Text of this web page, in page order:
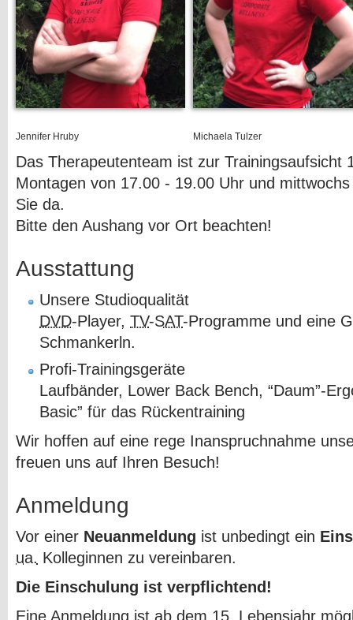
Jennifer Hruby Michaela Tulzer
Das Therapeutenteam ist zur Trainingsaufsicht
Montagen von 17.00 - 19.00 Uhr und
Sie da.
Bitte den Aushang vor Ort beachten!
Ausstattung
Unsere Studioqualität
DVD-Player, TV-SAT-Programme und eine
Schmankerln.
Profi-Trainingsgeräte
Laufbänder, Lower Back Bench, “Daum”-
Basic” für das Rückentraining
Wir hoffen auf eine rege Inanspruchnahme
freuen uns auf Ihren Besuch!
Anmeldung
Vor einer Neuanmeldung ist unbedingt ein
ua. Kolleginnen zu vereinbaren.
Die Einschulung ist verpflichtend!
Eine Anmeldung ist ab dem 15. Lebensjahr